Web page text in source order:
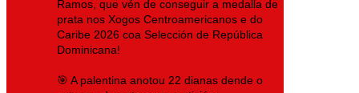
Ramos, que vén de conseguir a medalla de
prata nos Xogos Centroamericanos e do
Caribe 2026 coa Selección de República
Dominicana!
🎯 A palentina anotou 22 dianas dende o